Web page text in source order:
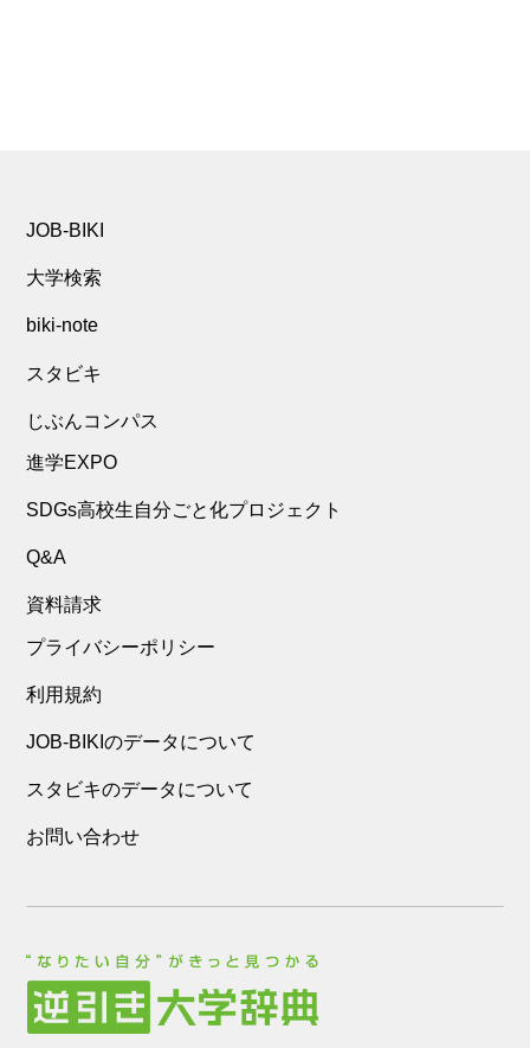
JOB-BIKI
大学検索
biki-note
スタビキ
じぶんコンパス
進学EXPO
SDGs高校生自分ごと化プロジェクト
Q&A
資料請求
プライバシーポリシー
利用規約
JOB-BIKIのデータについて
スタビキのデータについて
お問い合わせ